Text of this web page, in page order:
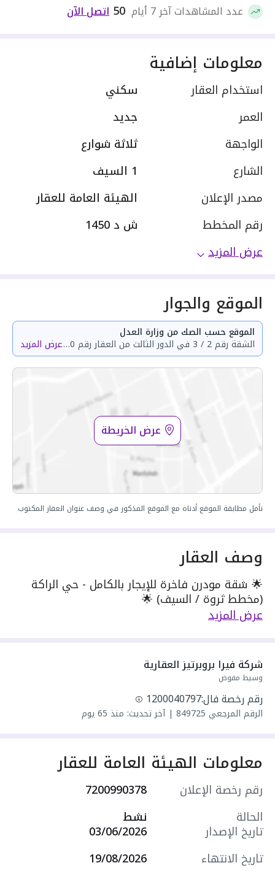
عدد المشاهدات آخر 7 أيام 50 اتصل الآن
معلومات إضافية
استخدام العقار
سكني
العمر
جديد
الواجهة
ثلاثة شوارع
الشارع
1 السيف
مصدر الإعلان
الهيئة العامة للعقار
رقم المخطط
ش د 1450
عرض المزيد
الموقع والجوار
الموقع حسب الصك من وزارة العدل
الشقة رقم 2 / 3 في الدور الثالث من العقار رقم 2740 المقام على قطعة الارض 170 و قطعة الارض 171 و قطعة الارض 172 و قطعة الارض 173 و قطعة الارض 166 و قطعة الارض 167 و قطعة الارض 168 و قطعة الارض 169 من البلك رقم 20 المجاورة الأولى المخطط رقم ش د 1450 السيف بمدينة الدمام مساحة الوحدة من الأرض 41.7 متر وتختص من المنافع والأجزاء المشتركة بمساحة 46.1 مترعرض المزيد
عرض الخريطة
نأمل مطابقة الموقع أدناه مع الموقع المذكور في وصف عنوان العقار المكتوب
وصف العقار
🌟 شقة مودرن فاخرة للإيجار بالكامل - حي الراكة
(مخطط ثروة / السيف) 🌟
عش الراحة والرفاهية في موقع استراتيجي قريب من
كل الخدمات!
الكهربائية والمكيفات، وتتميز بإضاءة طبيعية رائعة
مع بلكونة خاصة. جاهزة للسكن الفوري!
📌 تفاصيل الشقة:
الغرف: 2 غرف نوم واسعة ومريحة.
دورات المياه: 2 دورات مياه بتشطيبات مودرن.
المميزات الإضافية: بلكونة (شرفة) خاصة لإطلالة
مميزة وتهوية ممتازة.
عرض المزيد
شركة فيرا بروبرتيز العقارية
وسيط مفوض
رقم رخصة فال:1200040797
الرقم المرجعي 849725
|آخر تحديث: منذ 65 يوم
معلومات الهيئة العامة للعقار
رقم رخصة الإعلان
7200990378
الحالة
نشط
تاريخ الإصدار
03/06/2026
تاريخ الانتهاء
19/08/2026